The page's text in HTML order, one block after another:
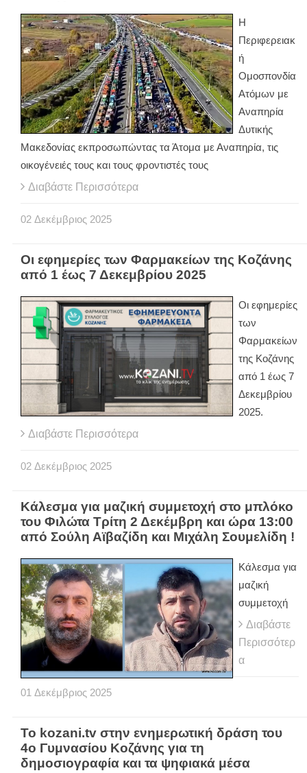
Η
Περιφερειακ
ή
Ομοσπονδία
Ατόμων με
Αναπηρία
Δυτικής
Μακεδονίας εκπροσωπώντας τα Άτομα με Αναπηρία, τις
οικογένειές τους και τους φροντιστές τους
Διαβάστε Περισσότερα
02 Δεκέμβριος 2025
Οι εφημερίες των Φαρμακείων της Κοζάνης
από 1 έως 7 Δεκεμβρίου 2025
Οι εφημερίες
των
Φαρμακείων
της Κοζάνης
από 1 έως 7
Δεκεμβρίου
2025.
Διαβάστε Περισσότερα
02 Δεκέμβριος 2025
Κάλεσμα για μαζική συμμετοχή στο μπλόκο
του Φιλώτα Τρίτη 2 Δεκέμβρη και ώρα 13:00
από Σούλη Αϊβαζίδη και Μιχάλη Σουμελίδη !
Κάλεσμα για
μαζική
συμμετοχή
Διαβάστε
Περισσότερ
α
01 Δεκέμβριος 2025
To kozani.tv στην ενημερωτική δράση του
4ο Γυμνασίου Κοζάνης για τη
δημοσιογραφία και τα ψηφιακά μέσα